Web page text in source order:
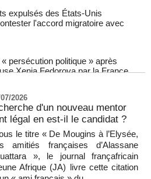
expulsés des États-Unis
l'accord migratoire avec
Xenia Fedorova par la France
allemande en quête de
missile balistique en direction de
sud-coréenne
du 6 août 2026 (IA)
2026
d'un nouveau mentor
légal en est-il le candidat ?
le titre « De Mougins à l’Elysée,
amitiés françaises d’Alassane
», le journal françafricain
Afrique (JA) livre cette citation